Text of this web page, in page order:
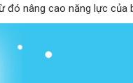
đó nâng cao năng lực của